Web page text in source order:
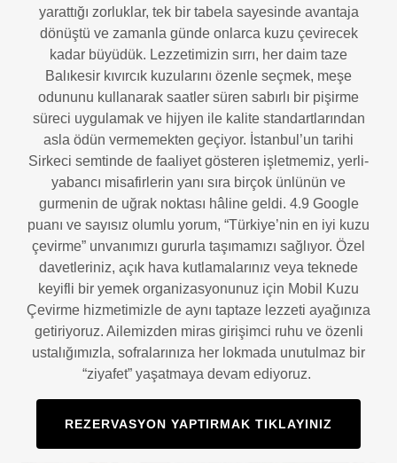
yarattığı zorluklar, tek bir tabela sayesinde avantaja
dönüştü ve zamanla günde onlarca kuzu çevirecek
kadar büyüdük. Lezzetimizin sırrı, her daim taze
Balıkesir kıvırcık kuzularını özenle seçmek, meşe
odununu kullanarak saatler süren sabırlı bir pişirme
süreci uygulamak ve hijyen ile kalite standartlarından
asla ödün vermemekten geçiyor. İstanbul’un tarihi
Sirkeci semtinde de faaliyet gösteren işletmemiz, yerli-
yabancı misafirlerin yanı sıra birçok ünlünün ve
gurmenin de uğrak noktası hâline geldi. 4.9 Google
puanı ve sayısız olumlu yorum, “Türkiye’nin en iyi kuzu
çevirme” unvanımızı gururla taşımamızı sağlıyor. Özel
davetleriniz, açık hava kutlamalarınız veya teknede
keyifli bir yemek organizasyonunuz için Mobil Kuzu
Çevirme hizmetimizle de aynı taptaze lezzeti ayağınıza
getiriyoruz. Ailemizden miras girişimci ruhu ve özenli
ustalığımızla, sofralarınıza her lokmada unutulmaz bir
“ziyafet” yaşatmaya devam ediyoruz.
REZERVASYON YAPTIRMAK TIKLAYINIZ